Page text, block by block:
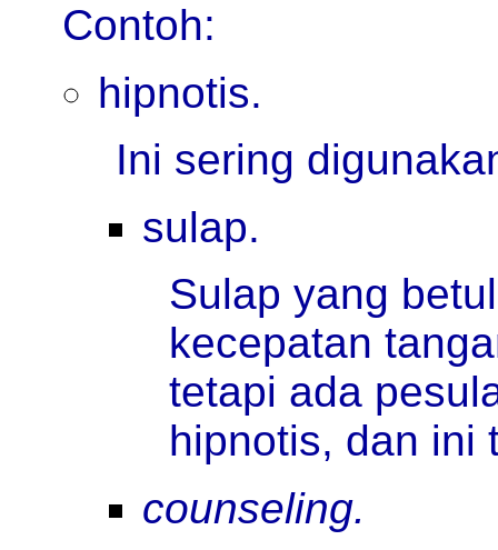
Contoh:
hipnotis.
Ini sering
sulap.
Sulap yang
kecepatan
tetapi ada
hipnotis, dan ini
counseling.